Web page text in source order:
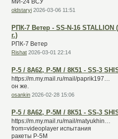
МИ-24 ВСУ
oldstaryi 2026-03-06 11:51
РПК-7 Ветер - SS-N-16 STALLION
г.)
РПК-7 Ветер
Rishat 2026-03-01 22:14
Р-5 / 8А62, Р-5М / 8К51 - SS-3
https://m.my.mail.ru/mail/paprik1973/
он же.
osankin 2026-02-28 15:06
Р-5 / 8А62, Р-5М / 8К51 - SS-3
https://m.my.mail.ru/mail/
from=videoplayer испытания
ракеты Р-5М